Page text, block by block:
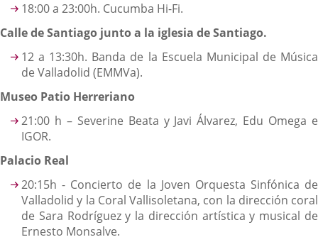
18:00 a 23:00h. Cucumba Hi-Fi.
Calle de Santiago junto a la iglesia de Santiago.
12 a 13:30h. Banda de la Escuela Municipal de Música
de Valladolid (EMMVa).
Museo Patio Herreriano
21:00 h – Severine Beata y Javi Álvarez, Edu Omega e
IGOR.
Palacio Real
20:15h - Concierto de la Joven Orquesta Sinfónica de
Valladolid y la Coral Vallisoletana, con la dirección coral
de Sara Rodríguez y la dirección artística y musical de
Ernesto Monsalve.